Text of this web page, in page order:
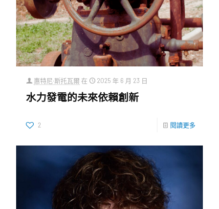
惠特尼·斯托瓦爾 在 2025 年 6 月 23 日
水力發電的未來依賴創新
2 閱讀更多